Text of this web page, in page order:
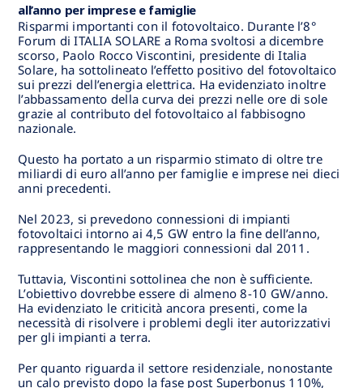
all’anno per imprese e famiglie
Risparmi importanti con il fotovoltaico. Durante l’8°
Forum di ITALIA SOLARE a Roma svoltosi a dicembre
scorso, Paolo Rocco Viscontini, presidente di Italia
Solare, ha sottolineato l’effetto positivo del fotovoltaico
sui prezzi dell’energia elettrica. Ha evidenziato inoltre
l’abbassamento della curva dei prezzi nelle ore di sole
grazie al contributo del fotovoltaico al fabbisogno
nazionale.
Questo ha portato a un risparmio stimato di oltre tre
miliardi di euro all’anno per famiglie e imprese nei dieci
anni precedenti.
Nel 2023, si prevedono connessioni di impianti
fotovoltaici intorno ai 4,5 GW entro la fine dell’anno,
rappresentando le maggiori connessioni dal 2011.
Tuttavia, Viscontini sottolinea che non è sufficiente.
L’obiettivo dovrebbe essere di almeno 8-10 GW/anno.
Ha evidenziato le criticità ancora presenti, come la
necessità di risolvere i problemi degli iter autorizzativi
per gli impianti a terra.
Per quanto riguarda il settore residenziale, nonostante
un calo previsto dopo la fase post Superbonus 110%,